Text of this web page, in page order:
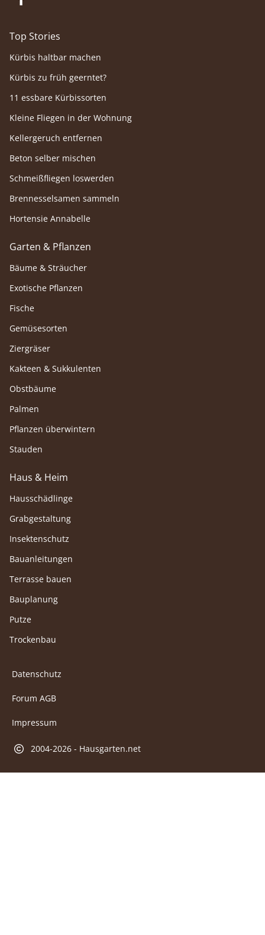
Top Stories
Kürbis haltbar machen
Kürbis zu früh geerntet?
11 essbare Kürbissorten
Kleine Fliegen in der Wohnung
Kellergeruch entfernen
Beton selber mischen
Schmeißfliegen loswerden
Brennesselsamen sammeln
Hortensie Annabelle
Garten & Pflanzen
Bäume & Sträucher
Exotische Pflanzen
Fische
Gemüsesorten
Ziergräser
Kakteen & Sukkulenten
Obstbäume
Palmen
Pflanzen überwintern
Stauden
Haus & Heim
Hausschädlinge
Grabgestaltung
Insektenschutz
Bauanleitungen
Terrasse bauen
Bauplanung
Putze
Trockenbau
Datenschutz
Forum AGB
Impressum
2004-2026 - Hausgarten.net